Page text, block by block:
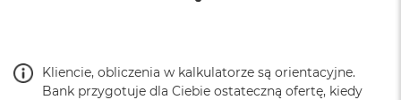
Kliencie, obliczenia w kalkulatorze są orientacyjne.
Bank przygotuje dla Ciebie ostateczną ofertę, kiedy